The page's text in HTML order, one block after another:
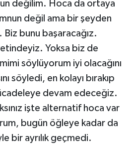
değilim. Hoca da ortaya
değil ama bir şeyden
bunu başaracağız.
Yoksa biz de
söylüyorum iyi olacağını
söyledi, en kolayı bırakıp
devam edeceğiz.
işte alternatif hoca var
bugün öğleye kadar da
bir ayrılık geçmedi.